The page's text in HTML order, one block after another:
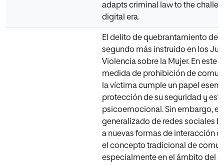
adapts criminal law to the
digital era.
El delito de quebrantamiento de
segundo más instruido en los
Violencia sobre la Mujer. En este
medida de prohibición de
la víctima cumple un papel
protección de su seguridad y
psicoemocional. Sin embargo, el
generalizado de redes sociales
a nuevas formas de interacción
el concepto tradicional de
especialmente en el ámbito del